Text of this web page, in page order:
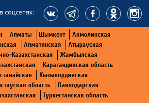
соцсетях:
Алматы Шымкент
Акмолинская
Алматинская
Атырауская
Казахстанская
Жамбылская
Карагандинская область
Кызылординская
область
Павлодарская
Туркестанская область